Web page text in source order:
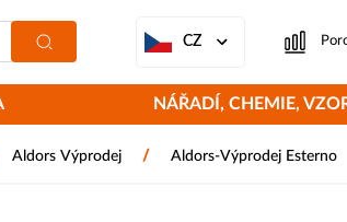
CZ
NÁŘADÍ, CHEMIE,
Aldors Výprodej / Aldors-Výprodej Esterno